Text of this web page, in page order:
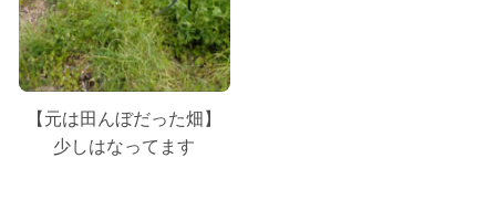
【元は田んぼだった畑】
少しはなってます